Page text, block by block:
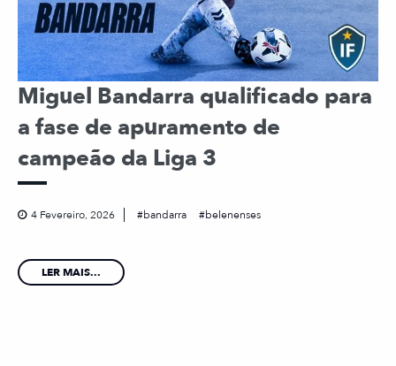
Miguel Bandarra qualificado para
a fase de apuramento de
campeão da Liga 3
4 Fevereiro, 2026 bandarra belenenses
LER MAIS...